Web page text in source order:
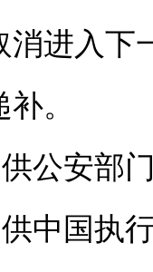
消进入下
。
安部门
国执行